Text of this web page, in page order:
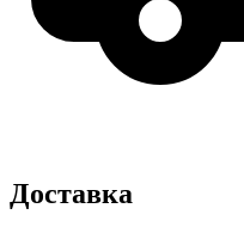
Доставка